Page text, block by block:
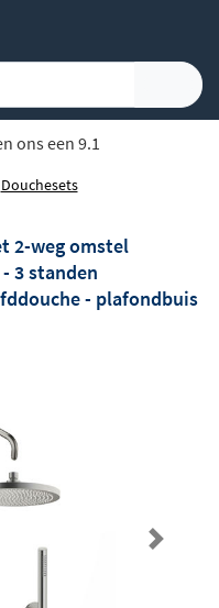
ons een 9.1
Douchesets
2-weg omstel
3 standen
- plafondbuis
Next